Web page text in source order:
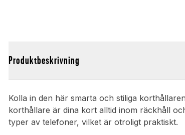
Produktbeskrivning
Kolla in den här smarta och stiliga
korthållare är dina kort alltid inom räckhåll
typer av telefoner, vilket är otroligt praktiskt.